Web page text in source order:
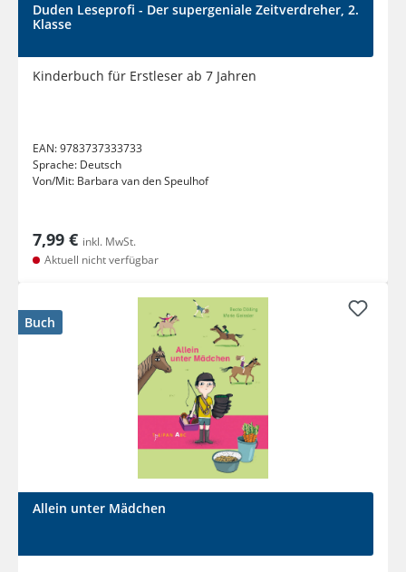
Duden Leseprofi - Der supergeniale Zeitverdreher, 2.
Klasse
Kinderbuch für Erstleser ab 7 Jahren
EAN:9783737333733
Sprache: Deutsch
Von/Mit: Barbara van den Speulhof
7,99 € inkl. MwSt.
Aktuell nicht verfügbar
Buch
Allein unter Mädchen